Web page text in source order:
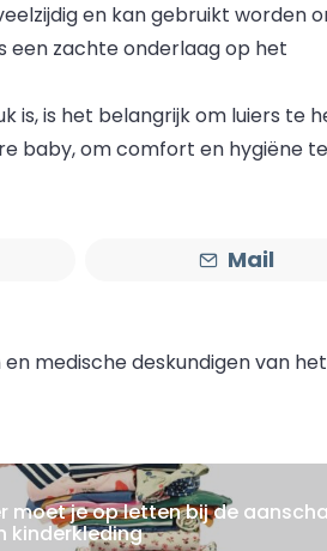
en kan gebruikt worden
een zachte onderlaag op het
is, is het belangrijk om luiers te
baby, om comfort en hygiëne te
Mail
medische deskundigen van het
moet je op letten bij de
kinderkleding